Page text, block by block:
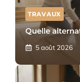
TRAVAUX
Quelle
5 août 2026